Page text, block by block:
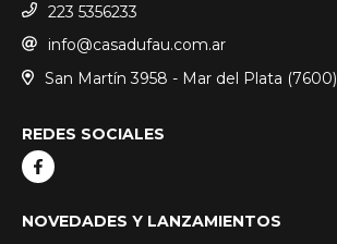
223 5356233
info@casadufau.com.ar
San Martín 3958 - Mar del Plata (7600)
REDES SOCIALES
NOVEDADES Y LANZAMIENTOS